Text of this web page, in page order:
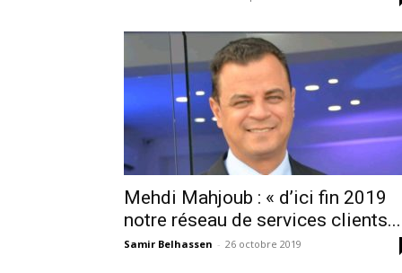
Mehdi Mahjoub : « d’ici fin 2019
notre réseau de services clients...
Samir Belhassen - 26 octobre 2019